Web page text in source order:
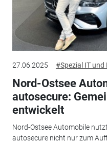
27.06.2025 #Spezial IT und
Nord-Ostsee
autosecure:
entwickelt
Nord-Ostsee Automobile
autosecure nicht nur zum